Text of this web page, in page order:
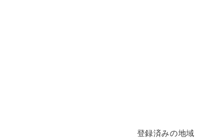
登録済みの地域